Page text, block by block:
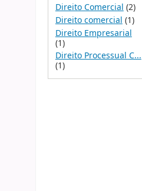
Direito Comercial (2)
Direito comercial (1)
Direito Empresarial
(1)
Direito Processual C...
(1)